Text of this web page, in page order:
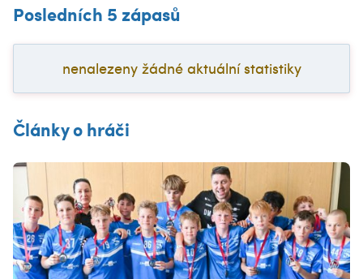
Posledních 5 zápasů
nenalezeny žádné aktuální statistiky
Články o hráči